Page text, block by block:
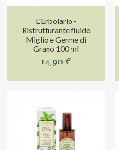
L'Erbolario -
Ristrutturante fluido
Miglio e Germe di
Grano 100 ml
14,90 €